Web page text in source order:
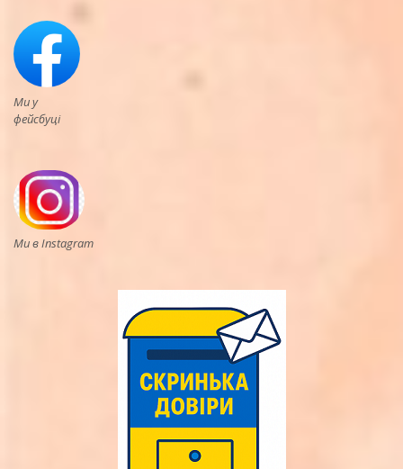
Ми у
фейсбуці
Ми в Instagram